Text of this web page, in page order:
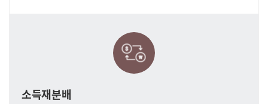
소득재분배